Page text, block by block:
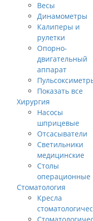
Весы
Динамометры
Калиперы и
рулетки
Опорно-
двигательный
аппарат
Показать все
Хирургия
Насосы
шприцевые
Отсасыватели
Светильники
медицинские
Столы
операционные
Стоматология
Кресла